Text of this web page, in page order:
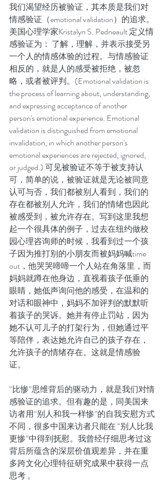
我们渴望经历被验证，其本质是我们对
情感验证（emotional validation）的追求。
美国心理学家Kristalyn S. Pedneault 定义情
感验证为： 了解，理解，并表示接受另
一个人的情感体验的过程。与情感验证
相反的，就是人的感受被拒绝，被忽
略，或者被评判。(Emotional validation is
the process of learning about, understanding,
and expressing acceptance of another
person's emotional experience. Emotional
validation is distinguished from emotional
invalidation, in which another person's
emotional experiences are rejected, ignored,
or judged.) 可见被验证不等于被支持认
可，简单的说，被验证就是无论被同意
认可与否，我们都被别人看到，我们的
存在都被别人允许，我们的情绪也因此
被感受到，被允许存在。写到这里我想
起一个很具体的例子，过去在纽约做校
园心理咨询师的时候，我看到过一个孩
子因为推打别的小朋友而被妈妈喊time
out，他哭哭啼啼一个人站在角落里，而
妈妈就蹲在他身边，直视着孩子低垂的
眼睛，她低声询问他的感受，在温和的
对话和眼神中，妈妈不加评判的默默听
着孩子的哭诉。她并有停止罚站，因为
她不认可儿子的打架行为，但她通过平
等陪伴，表达她允许自己的孩子存在，
允许孩子的情绪存在。这就是情感验
证。
“比惨”思维背后的驱动力，就是我们对情
感验证的追求。但有趣的是，同美国来
访者用“别人和我一样惨”的自我安慰方式
不同，很多中国来访者只能在 “别人比我
更惨”中得到抚慰。我曾经仔细思考过这
背后所蕴含的深层价值观差异，并在重
多跨文化心理特征研究成果中获得一点
思考 。